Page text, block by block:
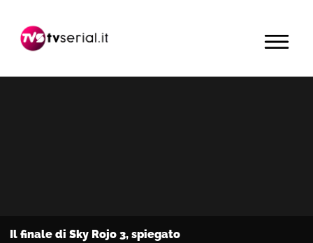
navigazione
contenuto
barra
primaria
MENU
Il finale di Sky Rojo 3, spiegato